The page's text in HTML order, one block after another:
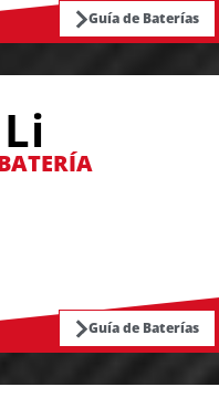
Guía de Baterías
Guía de Baterías